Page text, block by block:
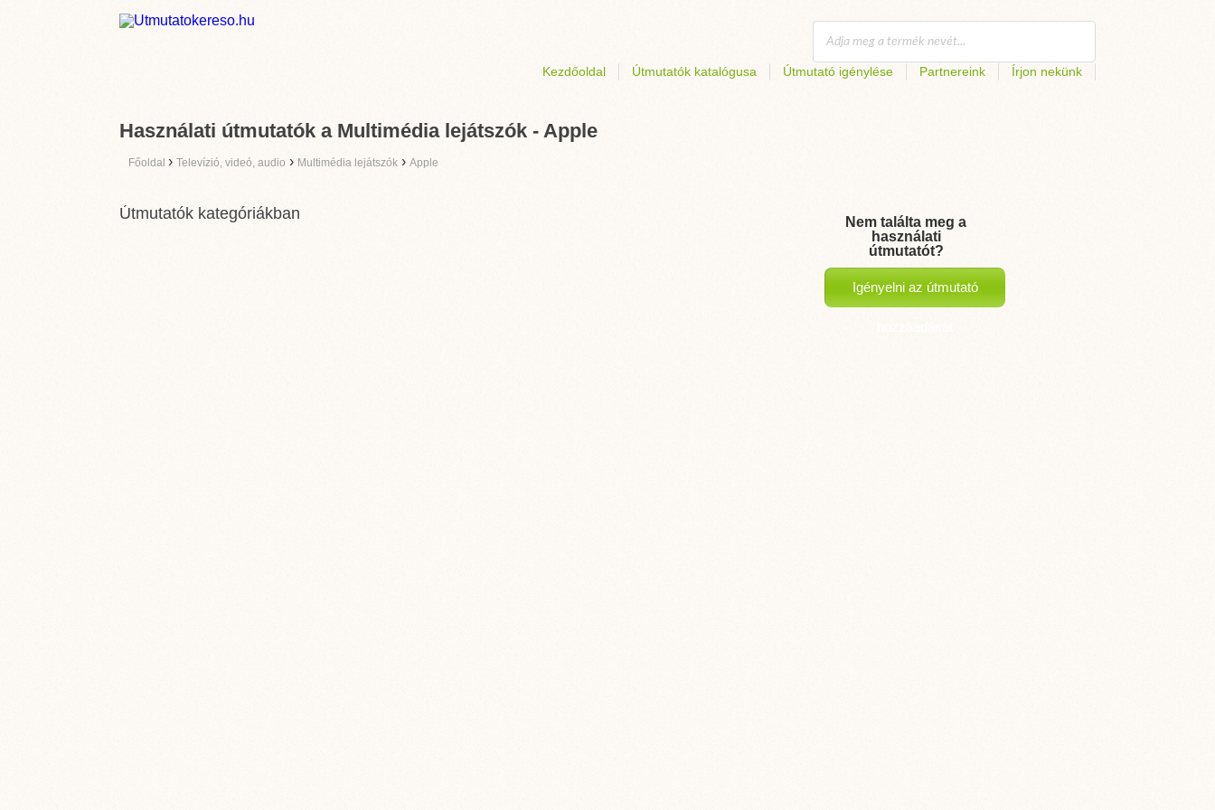
Kezdőoldal Útmutatók katalógusa Útmutató igénylése Partnereink Írjon nekünk
Használati útmutatók a Multimédia lejátszók - Apple
Főoldal › Televízió, videó, audio › Multimédia lejátszók › Apple
Útmutatók kategóriákban
Nem találta meg a
használati
útmutatót?
Igényelni az útmutató